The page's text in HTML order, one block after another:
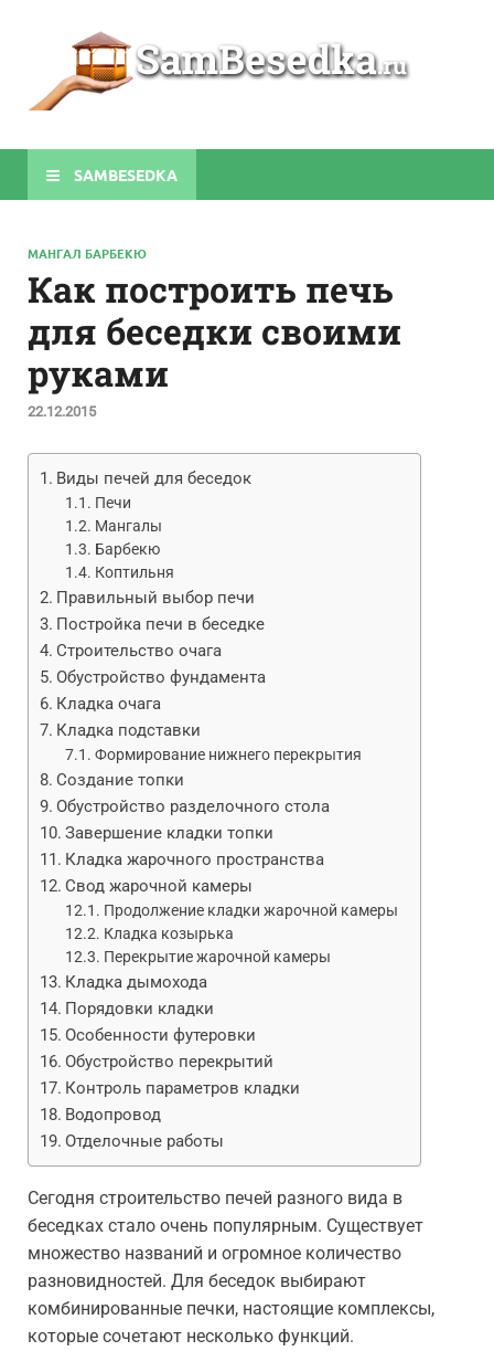
SAMBESEDKA
МАНГАЛ БАРБЕКЮ
Как построить печь
для беседки своими
руками
22.12.2015
Виды печей для беседок
Печи
Мангалы
Барбекю
Коптильня
Правильный выбор печи
Постройка печи в беседке
Строительство очага
Обустройство фундамента
Кладка очага
Кладка подставки
Формирование нижнего перекрытия
Создание топки
Обустройство разделочного стола
Завершение кладки топки
Кладка жарочного пространства
Свод жарочной камеры
Продолжение кладки жарочной камеры
Кладка козырька
Перекрытие жарочной камеры
Кладка дымохода
Порядовки кладки
Особенности футеровки
Обустройство перекрытий
Контроль параметров кладки
Водопровод
Отделочные работы
Сегодня строительство печей разного вида в
беседках стало очень популярным. Существует
множество названий и огромное количество
разновидностей. Для беседок выбирают
комбинированные печки, настоящие комплексы,
которые сочетают несколько функций.